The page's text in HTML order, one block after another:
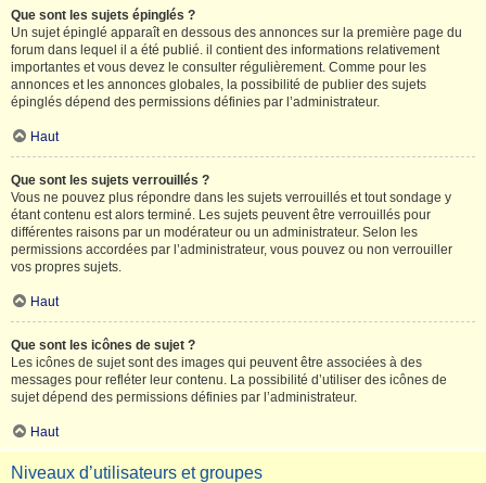
Que sont les sujets épinglés ?
Un sujet épinglé apparaît en dessous des annonces sur la première page du
forum dans lequel il a été publié. il contient des informations relativement
importantes et vous devez le consulter régulièrement. Comme pour les
annonces et les annonces globales, la possibilité de publier des sujets
épinglés dépend des permissions définies par l’administrateur.
Haut
Que sont les sujets verrouillés ?
Vous ne pouvez plus répondre dans les sujets verrouillés et tout sondage y
étant contenu est alors terminé. Les sujets peuvent être verrouillés pour
différentes raisons par un modérateur ou un administrateur. Selon les
permissions accordées par l’administrateur, vous pouvez ou non verrouiller
vos propres sujets.
Haut
Que sont les icônes de sujet ?
Les icônes de sujet sont des images qui peuvent être associées à des
messages pour refléter leur contenu. La possibilité d’utiliser des icônes de
sujet dépend des permissions définies par l’administrateur.
Haut
Niveaux d’utilisateurs et groupes